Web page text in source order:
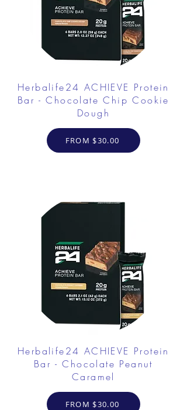
Herbalife24 ACHIEVE Protein
Bar - Chocolate Chip Cookie
Dough
FROM $30.00
Herbalife24 ACHIEVE Protein
Bar - Chocolate Peanut
Caramel
FROM $30.00